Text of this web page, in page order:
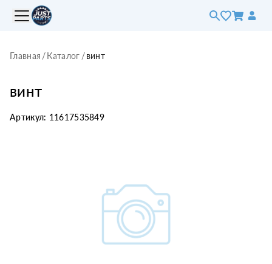
Главная /Каталог /винт
винт
Артикул: 11617535849